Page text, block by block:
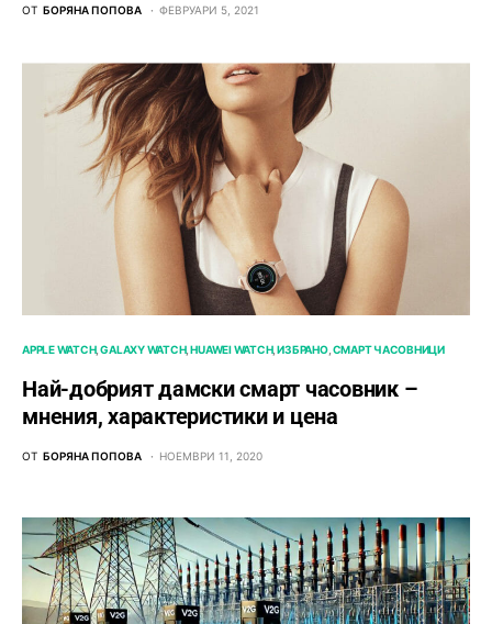
ОТ БОРЯНА ПОПОВА ФЕВРУАРИ 5, 2021
APPLE WATCH GALAXY WATCH HUAWEI WATCH ИЗБРАНО СМАРТ ЧАСОВНИЦИ
Най-добрият дамски смарт часовник –
мнения, характеристики и цена
ОТ БОРЯНА ПОПОВА НОЕМВРИ 11, 2020